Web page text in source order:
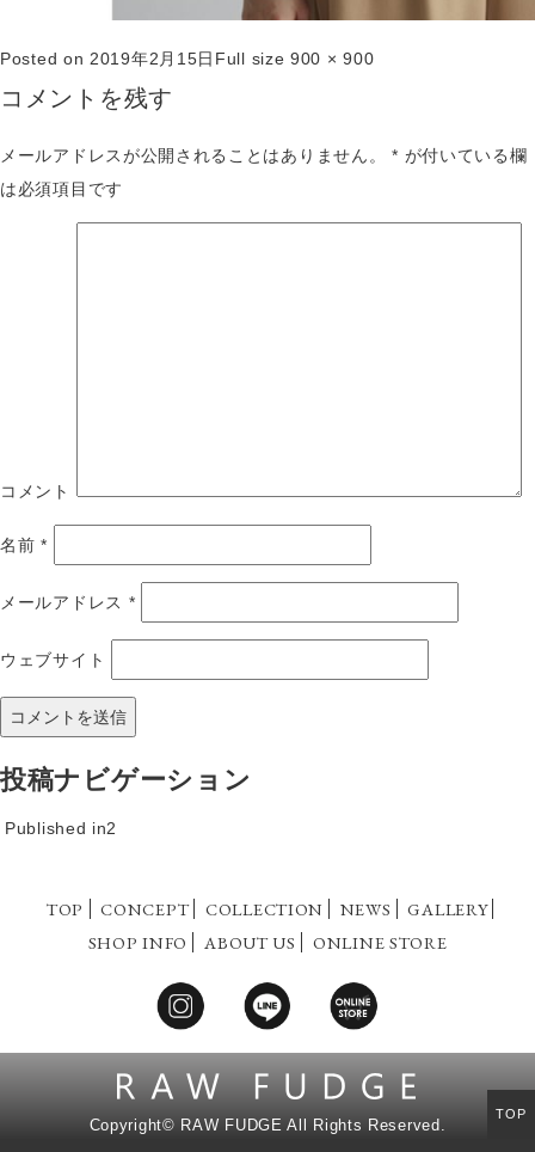
Posted on 2019年2月15日 Full size900 × 900
コメントを残す
メールアドレスが公開されることはありません。 * が付いている欄
は必須項目です
コメント
名前*
メールアドレス *
ウェブサイト
投稿ナビゲーション
Published in2
TOP CONCEPT COLLECTION NEWS
GALLERY
SHOP INFO
ABOUT US ONLINE STORE
Copyright© RAW FUDGE All Rights Reserved.
TOP